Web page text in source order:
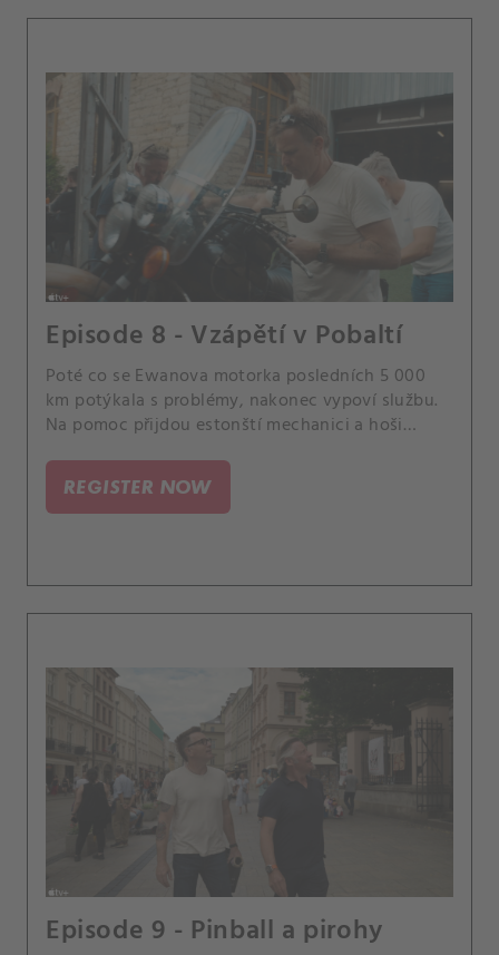
Episode 8 - Vzápětí v Pobaltí
Poté co se Ewanova motorka posledních 5 000
km potýkala s problémy, nakonec vypoví službu.
Na pomoc přijdou estonští mechanici a hoši
krajiny.
REGISTER NOW
Episode 9 - Pinball a pirohy